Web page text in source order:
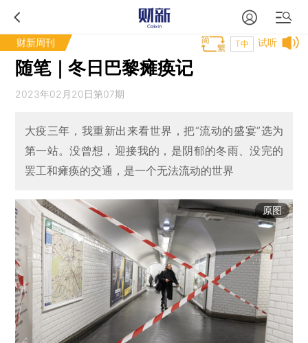
财新周刊 试听
T中
随笔｜冬日巴黎瘫痪记
2023年02月20日第07期
大疫三年，我重新出来看世界，把“流动的盛宴”选为
第一站。没曾想，迎接我的，是阴郁的冬雨、没完的
罢工和瘫痪的交通，是一个无法流动的世界
原图